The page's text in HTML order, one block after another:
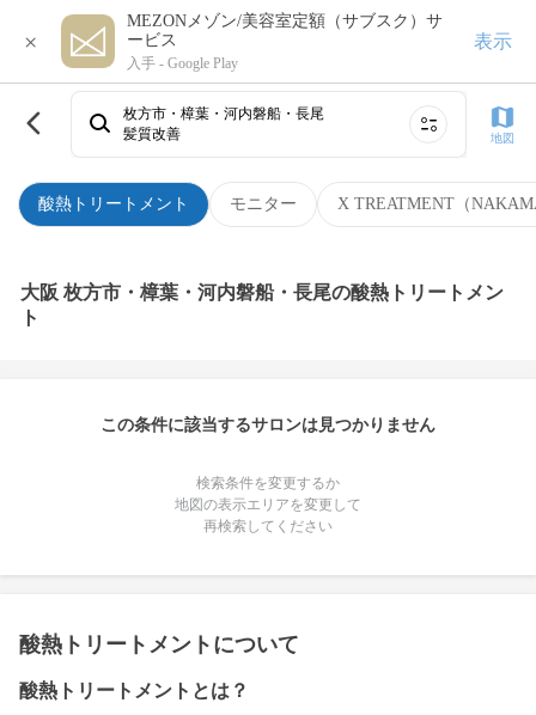
×
MEZONメゾン/美容室定額（サブスク）サ
ービス
入手 - Google Play
表示
酸熱トリートメント モニター X TREATMENT（
枚方市・樟葉・河内磐船・長尾
髪質改善
地図
大阪 枚方市・樟葉・河内磐船・長尾の酸熱トリートメン
ト
この条件に該当するサロンは見つかりません
検索条件を変更するか
地図の表示エリアを変更して
再検索してください
酸熱トリートメントについて
酸熱トリートメントとは？